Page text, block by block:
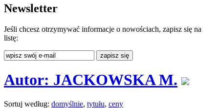
Newsletter
Jeśli chcesz otrzymywać informacje o nowościach, zapisz się na
listę:
Autor: JACKOWSKA M.
Sortuj według: domyślnie, tytułu, ceny